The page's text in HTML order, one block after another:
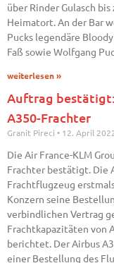
über Rinder Gulasch
Heimatort. An der Bar
Pucks legendäre
Faß sowie Wolfgang
weiterlesen »
Auftrag
A350-Frachter
Granit Pireci 12. April
Die Air France-KLM
Frachter bestätigt. Die
Frachtflugzeug
Konzern seine
verbindlichen Vertrag
Frachtkapazitäten von
berichtet. Der Airbus
einer Bestellung des